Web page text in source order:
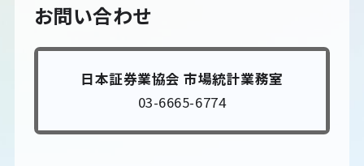
お問い合わせ
日本証券業協会 市場統計業務室
03-6665-6774